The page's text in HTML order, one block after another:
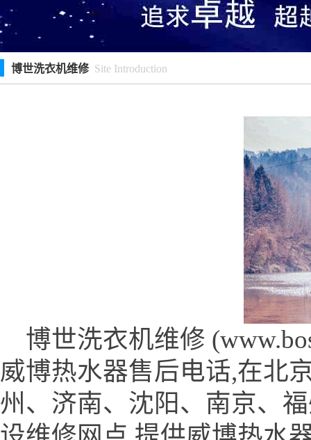
博世洗衣机维修Site Introduction
博世洗衣机维修
威博热水器售后电话,在北
州、济南、沈阳、南京、